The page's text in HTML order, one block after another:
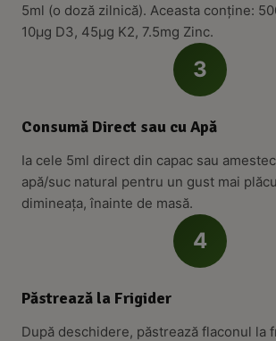
5ml (o doză zilnică). Aceasta conține:
10µg D3, 45µg K2, 7.5mg Zinc.
3
Consumă Direct sau cu Apă
Ia cele 5ml direct din capac sau
apă/suc natural pentru un gust mai
dimineața, înainte de masă.
4
Păstrează la Frigider
După deschidere, păstrează flaconul la